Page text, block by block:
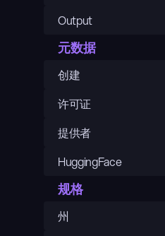
Output
元数据
创建
许可证
提供者
HuggingFace
规格
州